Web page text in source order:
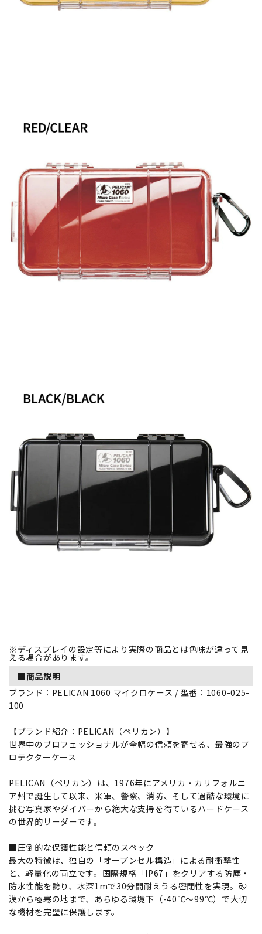
※ディスプレイの設定等により実際の商品とは色味が違って見
える場合があります。
■商品説明
ブランド：PELICAN 1060 マイクロケース / 型番：1060-025-
100
【ブランド紹介：PELICAN（ペリカン）】
世界中のプロフェッショナルが全幅の信頼を寄せる、最強のプ
ロテクターケース
PELICAN（ペリカン）は、1976年にアメリカ・カリフォルニ
ア州で誕生して以来、米軍、警察、消防、そして過酷な環境に
挑む写真家やダイバーから絶大な支持を得ているハードケース
の世界的リーダーです。
■圧倒的な保護性能と信頼のスペック
最大の特徴は、独自の「オープンセル構造」による耐衝撃性
と、軽量化の両立です。国際規格「IP67」をクリアする防塵・
防水性能を誇り、水深1mで30分間耐えうる密閉性を実現。砂
漠から極寒の地まで、あらゆる環境下（-40℃～99℃）で大切
な機材を完璧に保護します。